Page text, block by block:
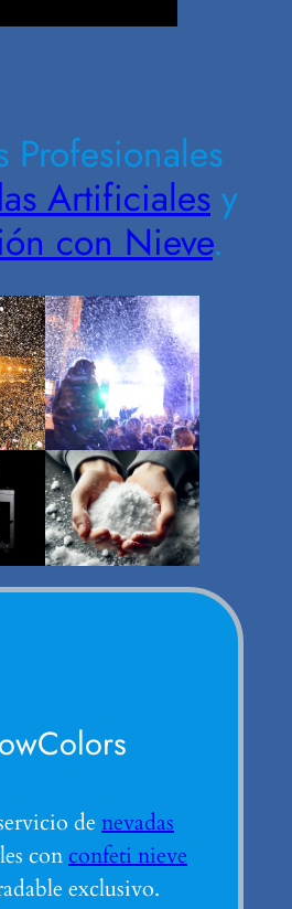
Profesionales
Artificiales y
con Nieve.
de nevadas
con confeti nieve
exclusivo.